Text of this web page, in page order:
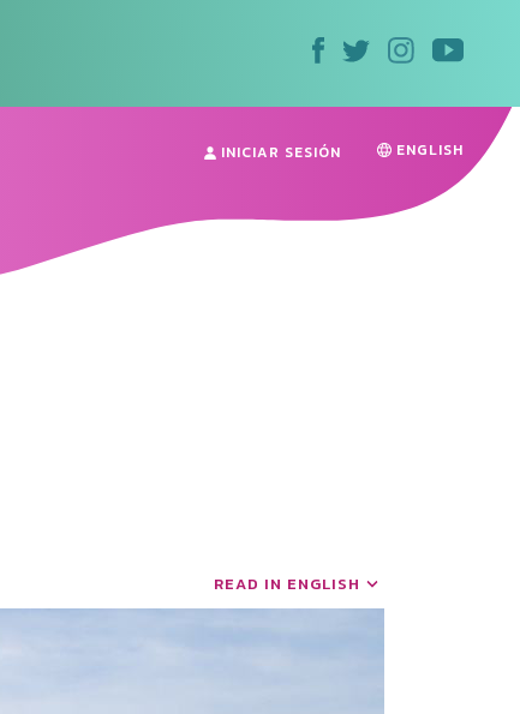
INICIAR SESIÓN ENGLISH
READ IN ENGLISH